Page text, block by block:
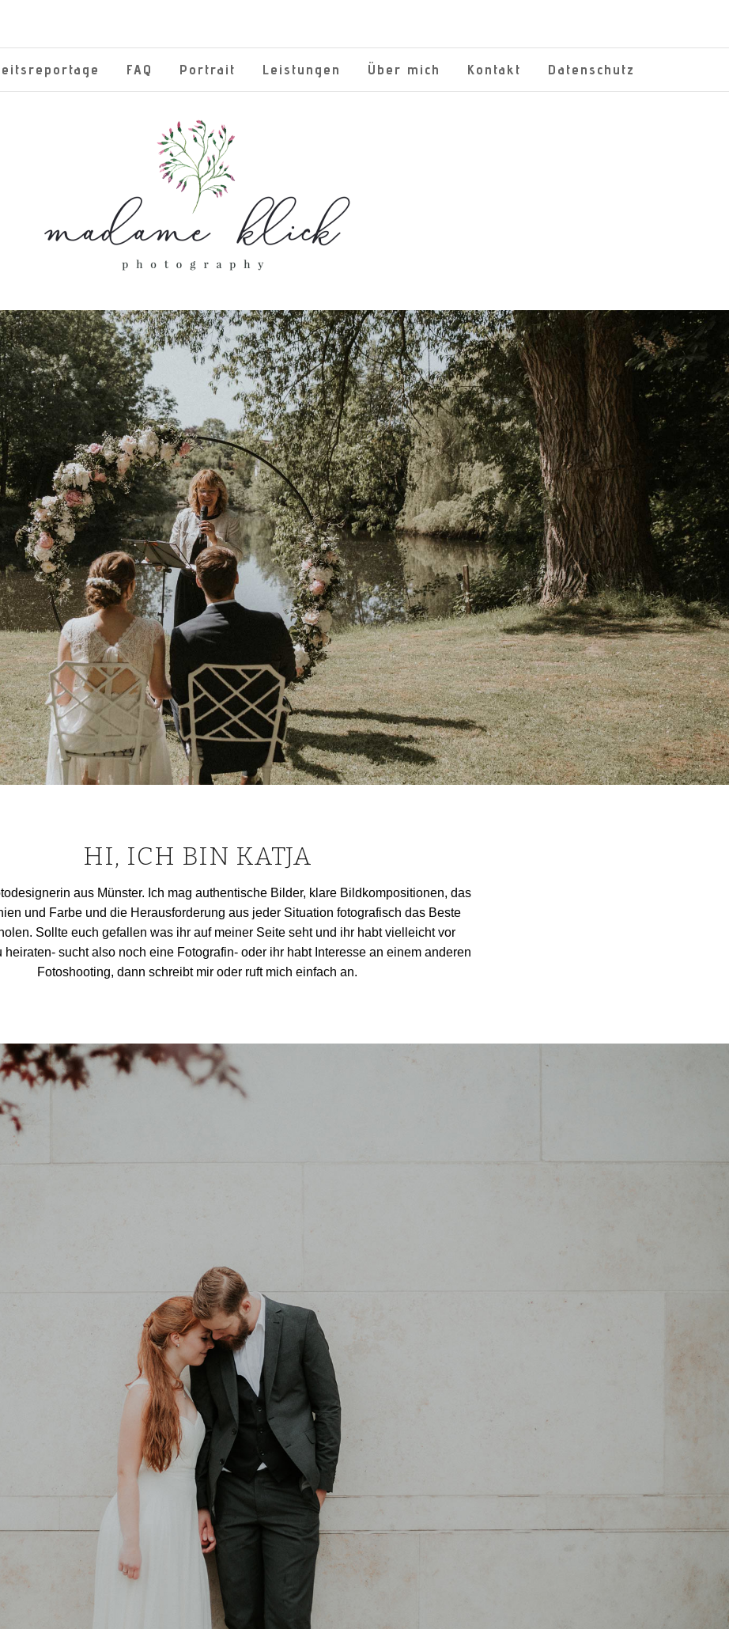
FAQ Portrait Leistungen Über mich Kontakt Datenschutz
HI, ICH BIN KATJA
aus Münster. Ich mag authentische Bilder, klare Bildkompositionen, das
und Farbe und die Herausforderung aus jeder Situation fotografisch das Beste
Sollte euch gefallen was ihr auf meiner Seite seht und ihr habt vielleicht vor
heiraten- sucht also noch eine Fotografin- oder ihr habt Interesse an einem anderen
Fotoshooting, dann schreibt mir oder ruft mich einfach an.